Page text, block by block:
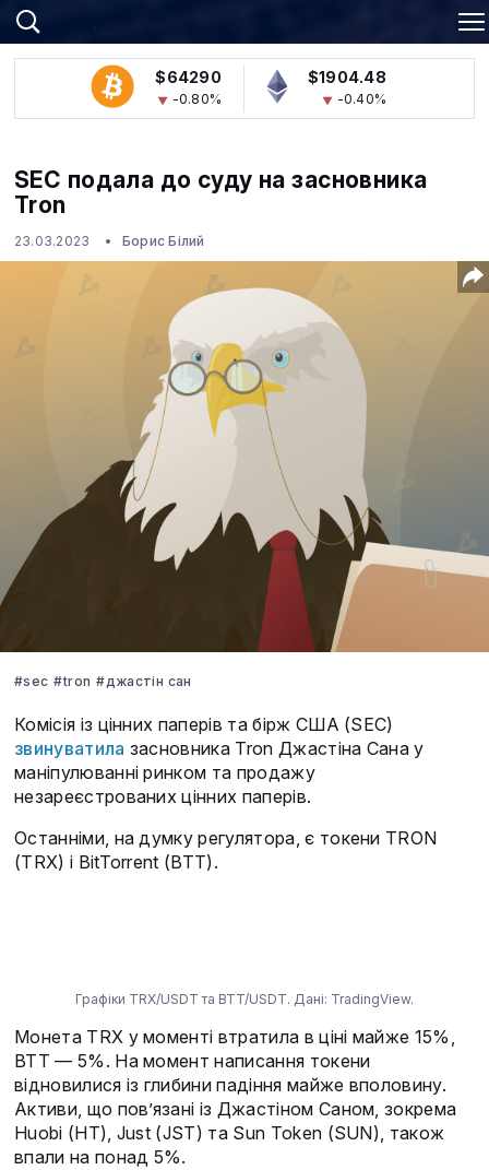
$64290
-0.80%
$1904.48
-0.40%
SEC подала до суду на засновника
Tron
23.03.2023 Борис Білий
#sec #tron #джастін сан
Комісія із цінних паперів та бірж США (SEC)
звинуватила засновника Tron Джастіна Сана у
маніпулюванні ринком та продажу
незареєстрованих цінних паперів.
Останніми, на думку регулятора, є токени TRON
(TRX) і BitTorrent (BTT).
Графіки TRX/USDT та BTT/USDT. Дані: TradingView.
Монета TRX у моменті втратила в ціні майже 15%,
BTT — 5%. На момент написання токени
відновилися із глибини падіння майже вполовину.
Активи, що пов’язані із Джастіном Саном, зокрема
Huobi (HT), Just (JST) та Sun Token (SUN), також
впали на понад 5%.